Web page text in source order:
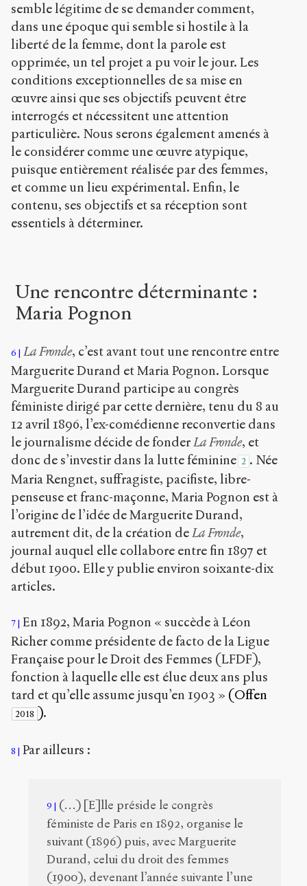
semble légitime de se demander comment,
dans une époque qui semble si hostile à la
liberté de la femme, dont la parole est
opprimée, un tel projet a pu voir le jour. Les
conditions exceptionnelles de sa mise en
œuvre ainsi que ses objectifs peuvent être
interrogés et nécessitent une attention
particulière. Nous serons également amenés à
le considérer comme une œuvre atypique,
puisque entièrement réalisée par des femmes,
et comme un lieu expérimental. Enfin, le
contenu, ses objectifs et sa réception sont
essentiels à déterminer.
Une rencontre déterminante :
Maria Pognon
6 La Fronde, c’est avant tout une rencontre entre
Marguerite Durand et Maria Pognon. Lorsque
Marguerite Durand participe au congrès
féministe dirigé par cette dernière, tenu du 8 au
12 avril 1896, l’ex-comédienne reconvertie dans
le journalisme décide de fonderLa Fronde, et
donc de s’investir dans la lutte féminine 2 . Née
Maria Rengnet, suffragiste, pacifiste, libre-
penseuse et franc-maçonne, Maria Pognon est à
l’origine de l’idée de Marguerite Durand,
autrement dit, de la création deLa Fronde,
journal auquel elle collabore entre fin 1897 et
début 1900. Elle y publie environ soixante-dix
articles.
7 En 1892, Maria Pognon « succède à Léon
Richer comme présidente de facto de la Ligue
Française pour le Droit des Femmes (LFDF),
fonction à laquelle elle est élue deux ans plus
tard et qu’elle assume jusqu’en 1903 » (Offen
2018 ).
8 Par ailleurs :
9
(…) [E]lle préside le congrès
féministe de Paris en 1892, organise le
suivant (1896) puis, avec Marguerite
Durand, celui du droit des femmes
(1900), devenant l’année suivante l’une